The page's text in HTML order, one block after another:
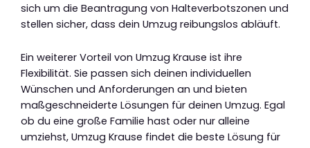
sich um die Beantragung von Halteverbotszonen und
stellen sicher, dass dein Umzug reibungslos abläuft.
Ein weiterer Vorteil von Umzug Krause ist ihre
Flexibilität. Sie passen sich deinen individuellen
Wünschen und Anforderungen an und bieten
maßgeschneiderte Lösungen für deinen Umzug. Egal
ob du eine große Familie hast oder nur alleine
umziehst, Umzug Krause findet die beste Lösung für